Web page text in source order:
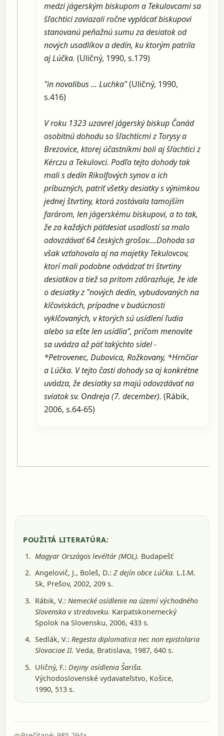
medzi jágerským biskupom a Tekulovcami sa
šľachtici zaviazali ročne vyplácať biskupovi
stanovanú peňažnú sumu za desiatok od
nových usadlíkov a dedín, ku ktorým patrila
aj Lúčka. (Uličný, 1990, s.179)
"in novalibus ... Luchka"(Uličný, 1990,
s.416)
V roku 1323 uzavrel jágerský biskup Čanád
osobitnú dohodu so šľachticmi z Torysy a
Brezovice, ktorej účastníkmi boli aj šľachtici z
Kérczu a Tekulovci. Podľa tejto dohody tak
mali s dedín Rikolfových synov a ich
príbuzných, patriť všetky desiatky s výnimkou
jednej štvrtiny, ktorá zostávala tamojším
farárom, len jágerskému biskupovi, a to tak,
že za každých päťdesiat usadlostí sa malo
odovzdávať 64 českých grošov....Dohoda sa
však vzťahovala aj na majetky Tekulovcov,
ktorí mali podobne odvádzať tri štvrtiny
desiatkov a tiež sa pritom zdôrazňuje, že ide
o desiatky z "nových dedín, vybudovaných na
klčoviskách, prípadne v budúcnosti
vyklčovaných, v ktorých sú usídlení ľudia
alebo sa ešte len usídlia", pričom menovite
sa uvádza až päť takýchto sídel -
*Petrovenec, Dubovica, Rožkovany, *Hrnčiar
a Lúčka. V tejto časti dohody sa aj konkrétne
uvádza, že desiatky sa majú odovzdávať na
sviatok sv. Ondreja (7. december). (Rábik,
2006, s.64-65)
POUŽITÁ LITERATÚRA:
Magyar Országos levéltár (MOL). Budapešť
Angelovič, J., Boleš, D.: Z dejín obce Lúčka. L.I.M.
Sk, Prešov, 2002, 209 s.
Rábik, V.: Nemecké osídlenie na území východného
Slovenska v stredoveku. Karpatskonemecký
Spolok na Slovensku, 2006, 433 s.
Sedlák, V.: Regesta diplomatica nec non epistolaria
Slovaciae II. Veda, Bratislava, 1987, 640 s.
Uličný, F.: Dejiny osídlenia Šariša.
Východoslovenské vydavateľstvo, Košice,
1990, 513 s.